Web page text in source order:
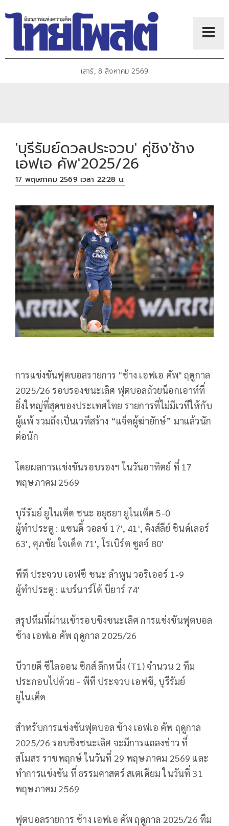
เสาร์, 8 สิงหาคม 2569
'บุรีรัมย์ดวลประจวบ' คู่ชิง'ช้าง
เอฟเอ คัพ'2025/26
17 พฤษภาคม 2569 เวลา 22:28 น.
การแข่งขันฟุตบอลรายการ "ช้าง เอฟเอ คัพ" ฤดูกาล
2025/26 รอบรองชนะเลิศ ฟุตบอลถ้วยน็อกเอาท์ที่
ยิ่งใหญ่ที่สุดของประเทศไทย รายการที่ไม่มีเวทีให้กับ
ผู้แพ้ รวมถึงเป็นเวทีสร้าง “แจ็คผู้ฆ่ายักษ์” มาแล้วนัก
ต่อนัก
โดยผลการแข่งขันรอบรองฯ ในวันอาทิตย์ ที่ 17
พฤษภาคม 2569
บุรีรัมย์ ยูไนเต็ด ชนะ อยุธยา ยูไนเต็ด 5-0
ผู้ทำประตู : แซนดี้ วอลช์ 17', 41', คิงส์ลีย์ ชินด์เลอร์
63', ศุภชัย ใจเด็ด 71', โรเบิร์ต ซูลจ์ 80'
พีที ประจวบ เอฟซี ชนะ ลำพูน วอริเออร์ 1-9
ผู้ทำประตู : แบร์นาร์โด้ บียาร์ 74'
สรุปทีมที่ผ่านเข้ารอบชิงชนะเลิศ การแข่งขันฟุตบอล
ช้าง เอฟเอ คัพ ฤดูกาล 2025/26
บีวายดี ซีไลออน ซิกส์ ลีกหนึ่ง (T1) จำนวน 2 ทีม
ประกอบไปด้วย - พีที ประจวบ เอฟซี, บุรีรัมย์
ยูไนเต็ด
สำหรับการแข่งขันฟุตบอล ช้าง เอฟเอ คัพ ฤดูกาล
2025/26 รอบชิงชนะเลิศ จะมีการแถลงข่าว ที่
สโมสร ราชพฤกษ์ ในวันที่ 29 พฤษภาคม 2569 และ
ทำการแข่งขัน ที่ ธรรมศาสตร์ สเตเดียม ในวันที่ 31
พฤษภาคม 2569
ฟุตบอลรายการ ช้าง เอฟเอ คัพ ฤดูกาล 2025/26 ทีม